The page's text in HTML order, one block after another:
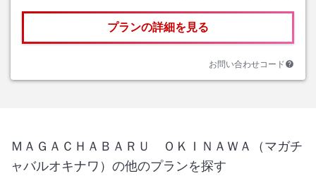
プランの詳細を見る
お問い合わせコード
ＭＡＧＡＣＨＡＢＡＲＵ ＯＫＩＮＡＷＡ（マガチ
ャバルオキナワ） の他のプランを探す